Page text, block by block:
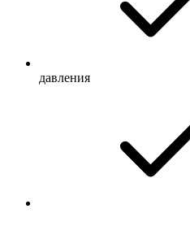
давления